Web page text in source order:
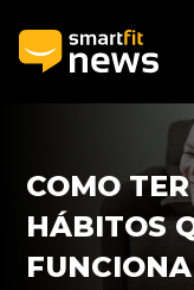
COMO
HÁBITOS